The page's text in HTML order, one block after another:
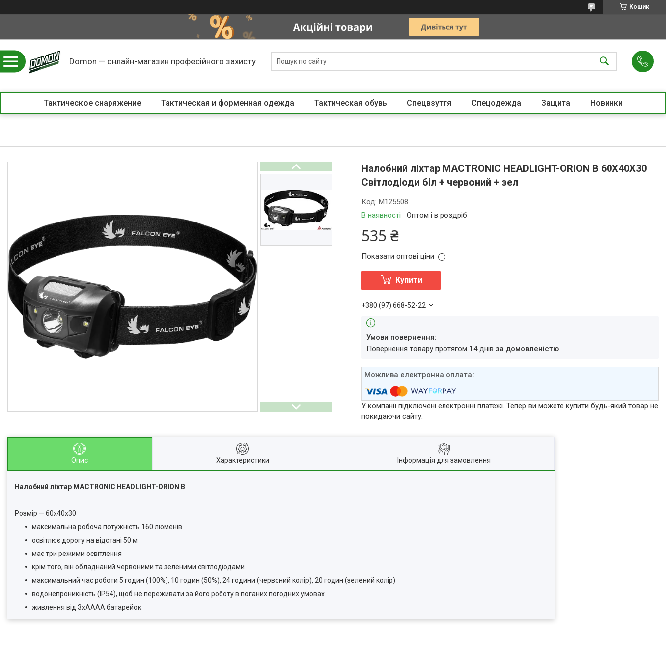
Кошик
Domon — онлайн-магазин професійного захисту
Тактическое снаряжение Тактическая и форменная одежда Тактическая обувь Спецвзуття Спецодежда Защита Новинки
Налобний ліхтар MACTRONIC HEADLIGHT-ORION B 60X40X30
Світлодіоди біл + червоний + зел
В наявності Оптом і в роздріб
Код:M125508
535 ₴
Показати оптові ціни
Купити
+380 (97) 668-52-22
повернення товару протягом 14 днівза домовленістю
У компанії підключені електронні платежі. Тепер ви можете купити будь-який товар не
покидаючи сайту.
Опис Характеристики Інформація для замовлення
Налобний ліхтар MACTRONIC HEADLIGHT-ORION B
Розмір — 60х40х30
максимальна робоча потужність 160 люменів
освітлює дорогу на відстані 50 м
має три режими освітлення
крім того, він обладнаний червоними та зеленими світлодіодами
максимальний час роботи 5 годин (100%), 10 годин (50%), 24 години (червоний колір), 20 годин (зелений колір)
водонепроникність (IP54), щоб не переживати за його роботу в поганих погодних умовах
живлення від 3хАААА батарейок